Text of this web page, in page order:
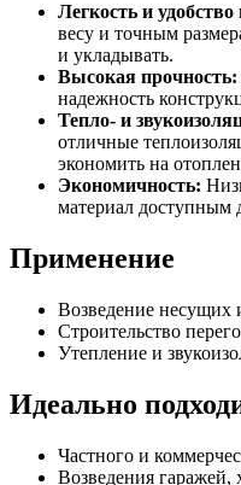
Легкость и
весу и точным
и укладывать.
Высокая прочность:
надежность
Тепло- и
отличные
экономить на
Экономичность:
материал доступным
Применение
Возведение несущих
Строительство
Утепление и
Идеально
Частного и
Возведения гаражей,